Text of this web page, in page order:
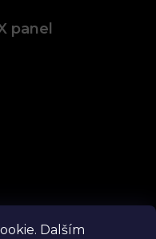
Dalším
panel